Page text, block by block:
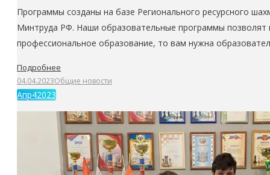
Программы созданы на базе Регионального ресурсного
Минтруда РФ. Наши образовательные программы позволят
профессиональное образование, то вам нужна
Подробнее
04.04.2023Общие новости
Апр42023